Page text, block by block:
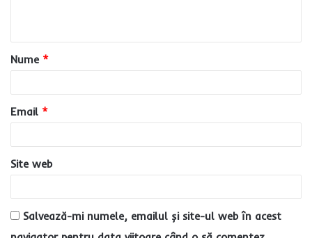
a
r
u
*
Nume *
Email *
Site web
Salvează-mi numele, emailul și site-ul web în acest